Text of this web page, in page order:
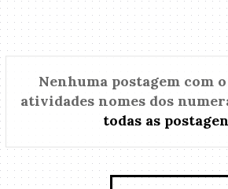
Nenhuma postagem com
atividades nomes dos
todas as